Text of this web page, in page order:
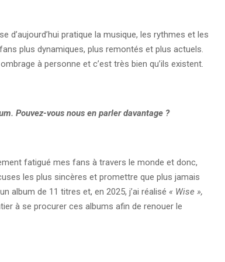
d’aujourd’hui pratique la musique, les rythmes et les
plus dynamiques, plus remontés et plus actuels.
à personne et c’est très bien qu’ils existent.
Pouvez-vous nous en parler davantage ?
fatigué mes fans à travers le monde et donc,
les plus sincères et promettre que plus jamais
album de 11 titres et, en 2025, j’ai réalisé « Wise »,
à se procurer ces albums afin de renouer le